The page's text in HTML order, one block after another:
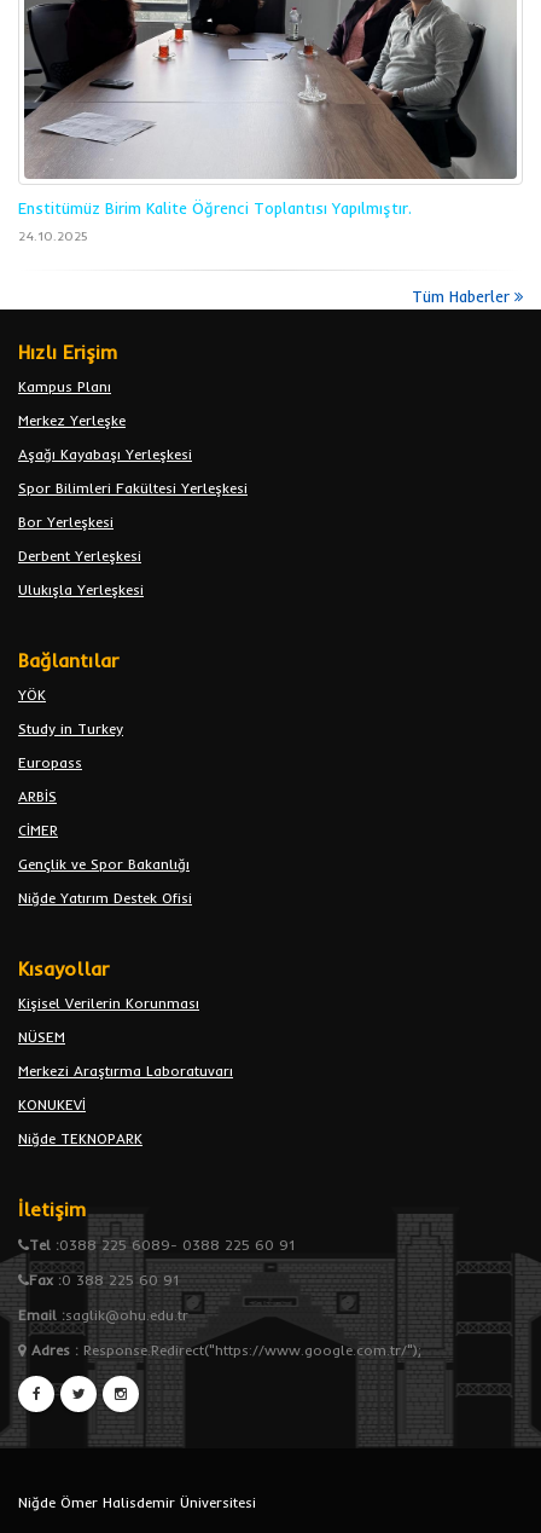
Enstitümüz Birim Kalite Öğrenci Toplantısı Yapılmıştır.
24.10.2025
Tüm Haberler
Hızlı Erişim
Kampus Planı
Merkez Yerleşke
Aşağı Kayabaşı Yerleşkesi
Spor Bilimleri Fakültesi Yerleşkesi
Bor Yerleşkesi
Derbent Yerleşkesi
Ulukışla Yerleşkesi
Bağlantılar
YÖK
Study in Turkey
Europass
ARBİS
CİMER
Gençlik ve Spor Bakanlığı
Niğde Yatırım Destek Ofisi
Kısayollar
Kişisel Verilerin Korunması
NÜSEM
Merkezi Araştırma Laboratuvarı
KONUKEVİ
Niğde TEKNOPARK
İletişim
Tel :0388 225 6089- 0388 225 60 91
Fax :0 388 225 60 91
Email :saglik@ohu.edu.tr
Adres : Response.Redirect("https://www.google.com.tr/");
Niğde Ömer Halisdemir Üniversitesi